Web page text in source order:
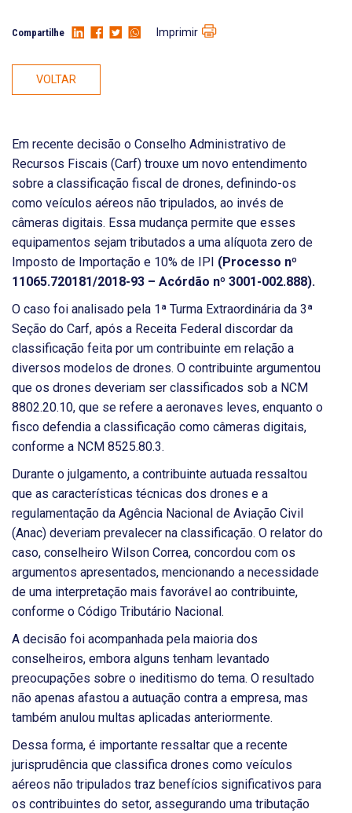
Compartilhe Imprimir
VOLTAR
Em recente decisão o Conselho Administrativo de
Recursos Fiscais (Carf) trouxe um novo entendimento
sobre a classificação fiscal de drones, definindo-os
como veículos aéreos não tripulados, ao invés de
câmeras digitais. Essa mudança permite que esses
equipamentos sejam tributados a uma alíquota zero de
Imposto de Importação e 10% de IPI (Processo nº
11065.720181/2018-93 – Acórdão nº 3001-002.888).
O caso foi analisado pela 1ª Turma Extraordinária da 3ª
Seção do Carf, após a Receita Federal discordar da
classificação feita por um contribuinte em relação a
diversos modelos de drones. O contribuinte argumentou
que os drones deveriam ser classificados sob a NCM
8802.20.10, que se refere a aeronaves leves, enquanto o
fisco defendia a classificação como câmeras digitais,
conforme a NCM 8525.80.3.
Durante o julgamento, a contribuinte autuada ressaltou
que as características técnicas dos drones e a
regulamentação da Agência Nacional de Aviação Civil
(Anac) deveriam prevalecer na classificação. O relator do
caso, conselheiro Wilson Correa, concordou com os
argumentos apresentados, mencionando a necessidade
de uma interpretação mais favorável ao contribuinte,
conforme o Código Tributário Nacional.
A decisão foi acompanhada pela maioria dos
conselheiros, embora alguns tenham levantado
preocupações sobre o ineditismo do tema. O resultado
não apenas afastou a autuação contra a empresa, mas
também anulou multas aplicadas anteriormente.
Dessa forma, é importante ressaltar que a recente
jurisprudência que classifica drones como veículos
aéreos não tripulados traz benefícios significativos para
os contribuintes do setor, assegurando uma tributação